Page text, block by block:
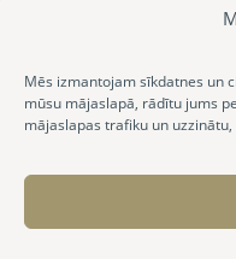
Mēs izmantojam sīkdatnes un
mūsu mājaslapā, rādītu jums
mājaslapas trafiku un